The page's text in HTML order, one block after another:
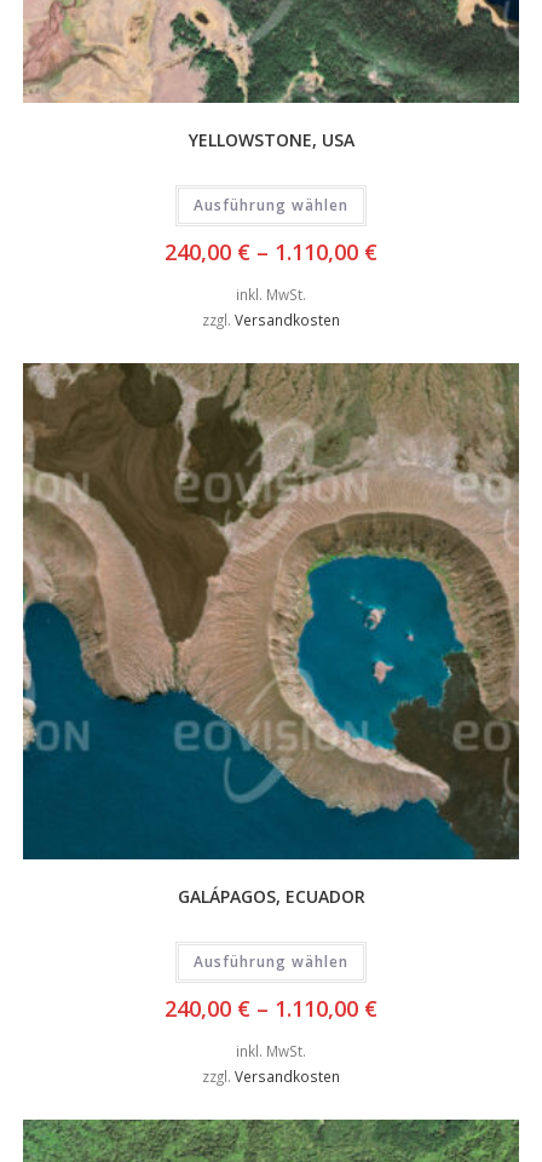
YELLOWSTONE, USA
Ausführung wählen
240,00 € – 1.110,00 €
inkl. MwSt.
zzgl. Versandkosten
GALÁPAGOS, ECUADOR
Ausführung wählen
240,00 € – 1.110,00 €
inkl. MwSt.
zzgl. Versandkosten